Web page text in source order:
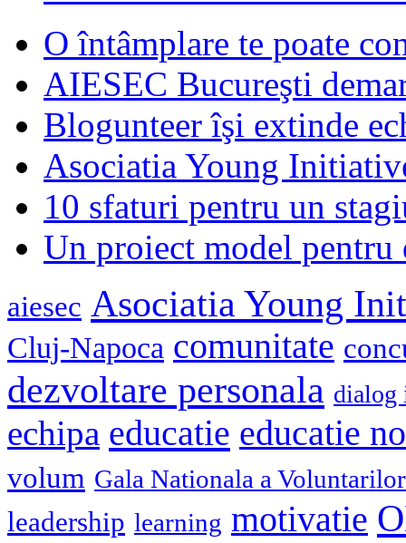
O întâmplare te poate
AIESEC Bucureşti
Blogunteer îşi extinde
Asociatia Young
10 sfaturi pentru un
Un proiect model
aiesec Asociatia Young
Cluj-Napoca comunitate
dezvoltare personala dialog
echipa educatie educatie
volum Gala Nationala a Voluntarilor
leadership learning motivatie